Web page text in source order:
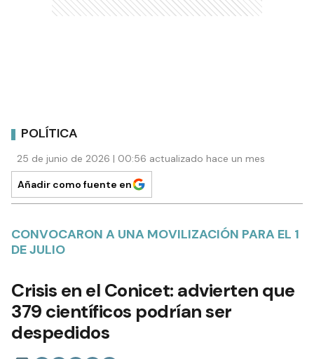
POLÍTICA
25 de junio de 2026 | 00:56 actualizado hace un mes
Añadir como fuente en
CONVOCARON A UNA MOVILIZACIÓN PARA EL 1
DE JULIO
Crisis en el Conicet: advierten que
379 científicos podrían ser
despedidos